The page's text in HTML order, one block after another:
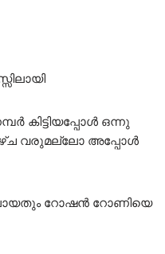
കിട്ടിയപ്പോൾ ഒന്നു
വരുമല്ലോ അപ്പോൾ
റോഷൻ റോണിയെ